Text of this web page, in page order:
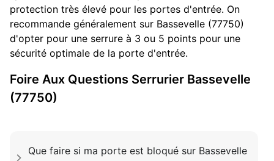
protection très élevé pour les portes d'entrée. On
recommande généralement sur Bassevelle (77750)
d'opter pour une serrure à 3 ou 5 points pour une
sécurité optimale de la porte d'entrée.
Foire Aux Questions Serrurier Bassevelle
(77750)
Que faire si ma porte est bloqué sur Bassevelle